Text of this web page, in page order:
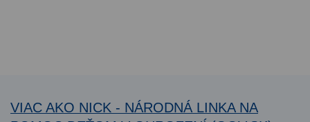
VIAC AKO NICK - NÁRODNÁ LINKA NA